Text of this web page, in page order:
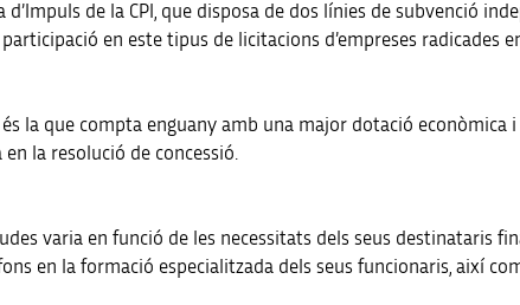
d’Impuls de la CPI, que disposa de dos línies de subvenció
en este tipus de licitacions d’empreses radicades
és la que compta enguany amb una major dotació
la resolució de concessió.
varia en funció de les necessitats dels seus destinataris
en la formació especialitzada dels seus funcionaris, així